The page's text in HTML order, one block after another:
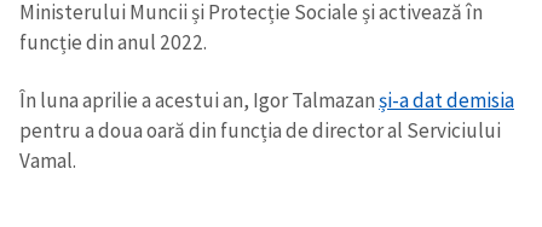
Ministerului Muncii și Protecție Sociale și activează în
funcție din anul 2022.
În luna aprilie a acestui an, Igor Talmazanși-a dat demisia
pentru a doua oară din funcția de director al Serviciului
Vamal.